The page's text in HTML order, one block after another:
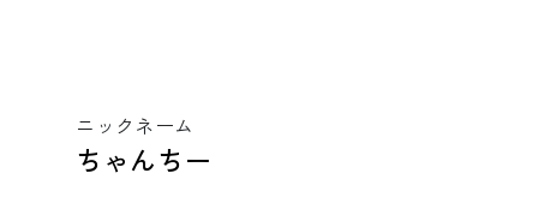
ニックネーム
ちゃんちー